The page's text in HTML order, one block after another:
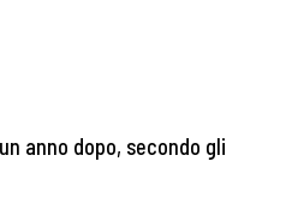
anno dopo, secondo gli